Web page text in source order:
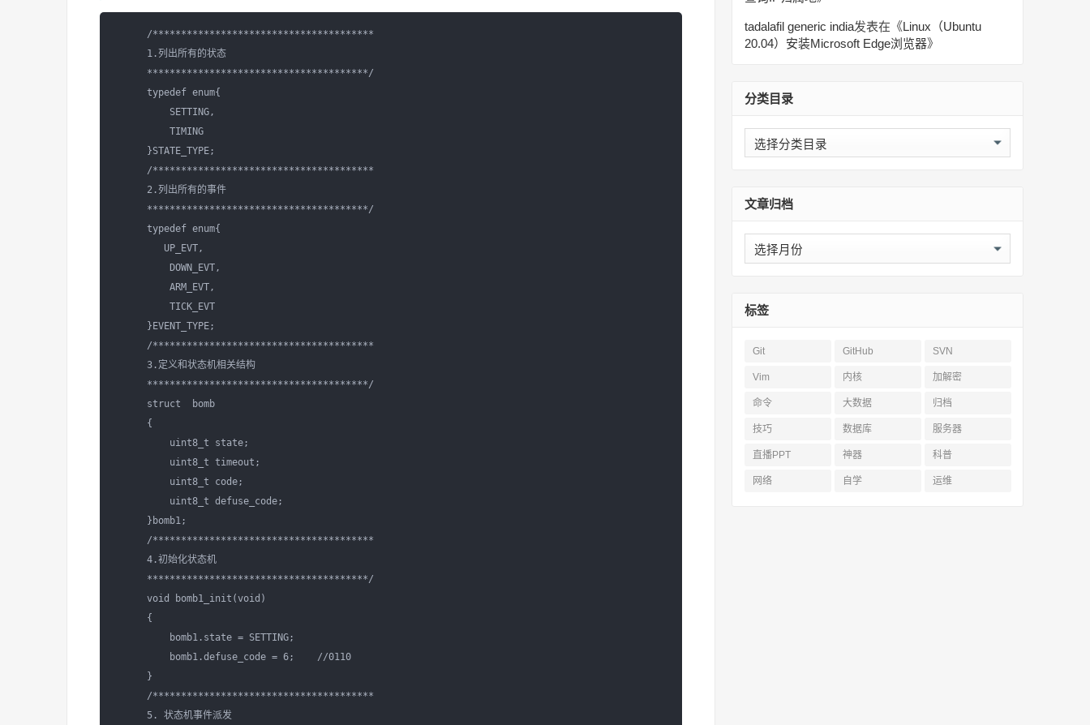
/***************************************
1.列出所有的状态
***************************************/
typedef enum{
SETTING,
TIMING
}STATE_TYPE;
/***************************************
2.列出所有的事件
***************************************/
typedef enum{
UP_EVT,
DOWN_EVT,
ARM_EVT,
TICK_EVT
}EVENT_TYPE;
/***************************************
3.定义和状态机相关结构
***************************************/
struct  bomb
{
uint8_t state;
uint8_t timeout;
uint8_t code;
uint8_t defuse_code;
}bomb1;
/***************************************
4.初始化状态机
***************************************/
void bomb1_init(void)
{
bomb1.state = SETTING;
bomb1.defuse_code = 6;    //0110
}
/***************************************
5. 状态机事件派发
tadalafil generic india发表在《Linux（Ubuntu
20.04）安装Microsoft Edge浏览器》
分类目录
分
类
文章归档
文
章
标签
Git GitHub SVN
Vim 内核 加解密
命令 大数据 归档
技巧 数据库 服务器
直播PPT 神器 科普
网络 自学 运维